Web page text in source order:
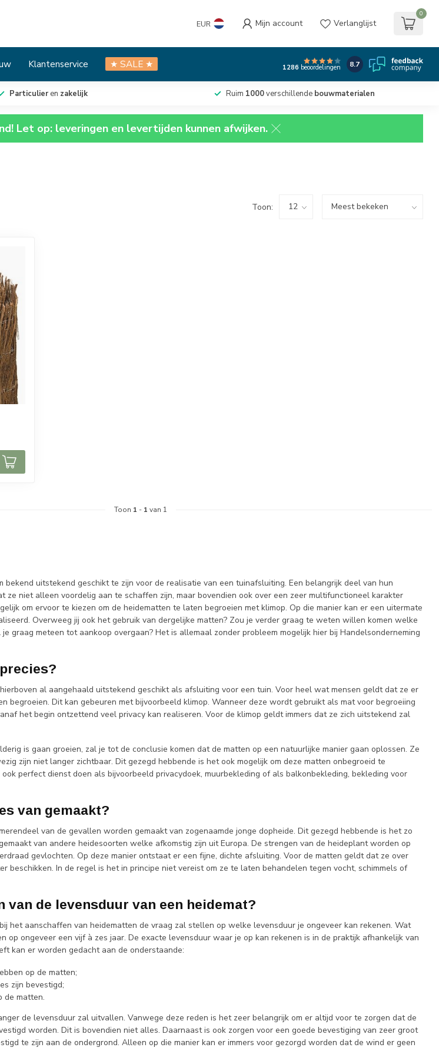
EUR Mijn account Verlanglijst
0
Klantenservice ★ SALE ★ 1286 beoordelingen 8.7
Particulieren zakelijk Ruim 1000verschillende bouwmaterialen
Let op: leveringen en levertijden kunnen afwijken.
Toon:
Toon 1 - 1 van 1
bekend uitstekend geschikt te zijn voor de realisatie van een tuinafsluiting. Een belangrijk deel van hun
niet alleen voordelig aan te schaffen zijn, maar bovendien ook over een zeer multifunctioneel karakter
om ervoor te kiezen om de heidematten te laten begroeien met klimop. Op die manier kan er een uitermate
Overweeg jij ook het gebruik van dergelijke matten? Zou je verder graag te weten willen komen welke
graag meteen tot aankoop overgaan? Het is allemaal zonder probleem mogelijk hier bij Handelsonderneming
al aangehaald uitstekend geschikt als afsluiting voor een tuin. Voor heel wat mensen geldt dat ze er
begroeien. Dit kan gebeuren met bijvoorbeeld klimop. Wanneer deze wordt gebruikt als mat voor begroeiing
het begin ontzettend veel privacy kan realiseren. Voor de klimop geldt immers dat ze zich uitstekend zal
is gaan groeien, zal je tot de conclusie komen dat de matten op een natuurlijke manier gaan oplossen. Ze
zijn niet langer zichtbaar. Dit gezegd hebbende is het ook mogelijk om deze matten onbegroeid te
perfect dienst doen als bijvoorbeeld privacydoek, muurbekleding of als balkonbekleding, bekleding voor
van gemaakt?
van de gevallen worden gemaakt van zogenaamde jonge dopheide. Dit gezegd hebbende is het zo
van andere heidesoorten welke afkomstig zijn uit Europa. De strengen van de heideplant worden op
gevlochten. Op deze manier ontstaat er een fijne, dichte afsluiting. Voor de matten geldt dat ze over
beschikken. In de regel is het in principe niet vereist om ze te laten behandelen tegen vocht, schimmels of
van de levensduur van een heidemat?
het aanschaffen van heidematten de vraag zal stellen op welke levensduur je ongeveer kan rekenen. Wat
op ongeveer een vijf à zes jaar. De exacte levensduur waar je op kan rekenen is in de praktijk afhankelijk van
kan er worden gedacht aan de onderstaande:
op de matten;
zijn bevestigd;
de matten.
de levensduur zal uitvallen. Vanwege deze reden is het zeer belangrijk om er altijd voor te zorgen dat de
worden. Dit is bovendien niet alles. Daarnaast is ook zorgen voor een goede bevestiging van zeer groot
te zijn aan de ondergrond. Alleen op die manier kan er immers voor gezorgd worden dat de wind er geen